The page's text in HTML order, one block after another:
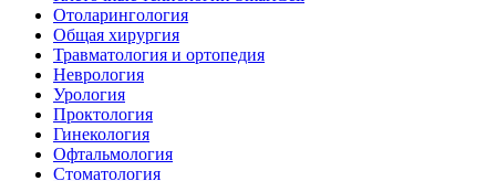
Отоларингология
Общая хирургия
Травматология и ортопедия
Неврология
Урология
Проктология
Гинекология
Офтальмология
Стоматология